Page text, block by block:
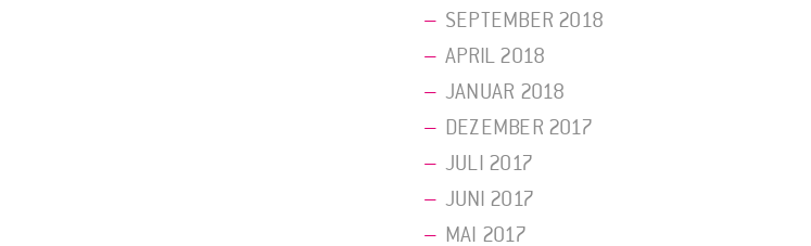
SEPTEMBER 2018
APRIL 2018
JANUAR 2018
DEZEMBER 2017
JULI 2017
JUNI 2017
MAI 2017